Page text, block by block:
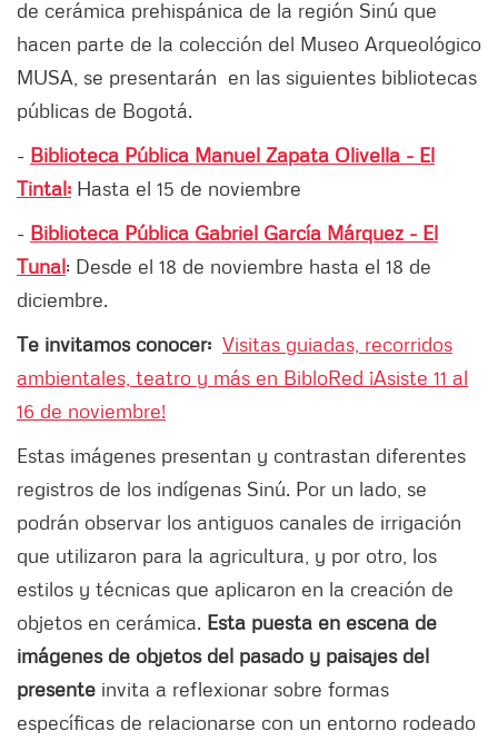
de cerámica prehispánica de la región Sinú que
hacen parte de la colección del Museo Arqueológico
MUSA, se presentarán en las siguientes bibliotecas
públicas de Bogotá.
- Biblioteca Pública Manuel Zapata Olivella - El
Tintal: Hasta el 15 de noviembre
- Biblioteca Pública Gabriel García Márquez - El
Tunal: Desde el 18 de noviembre hasta el 18 de
diciembre.
Te invitamos conocer: Visitas guiadas, recorridos
ambientales, teatro y más en BibloRed ¡Asiste 11 al
16 de noviembre!
Estas imágenes presentan y contrastan diferentes
registros de los indígenas Sinú. Por un lado, se
podrán observar los antiguos canales de irrigación
que utilizaron para la agricultura, y por otro, los
estilos y técnicas que aplicaron en la creación de
objetos en cerámica. Esta puesta en escena de
imágenes de objetos del pasado y paisajes del
presente invita a reflexionar sobre formas
específicas de relacionarse con un entorno rodeado